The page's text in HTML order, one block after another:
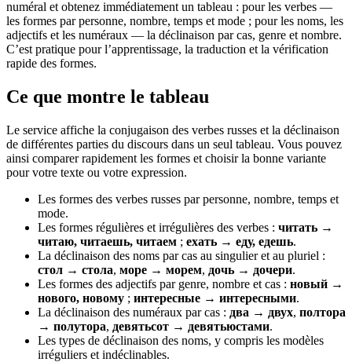
numéral et obtenez immédiatement un tableau : pour les verbes —
les formes par personne, nombre, temps et mode ; pour les noms, les
adjectifs et les numéraux — la déclinaison par cas, genre et nombre.
C’est pratique pour l’apprentissage, la traduction et la vérification
rapide des formes.
Ce que montre le tableau
Le service affiche la conjugaison des verbes russes et la déclinaison
de différentes parties du discours dans un seul tableau. Vous pouvez
ainsi comparer rapidement les formes et choisir la bonne variante
pour votre texte ou votre expression.
Les formes des verbes russes par personne, nombre, temps et
mode.
Les formes régulières et irrégulières des verbes : читать →
читаю, читаешь, читаем ; ехать → еду, едешь.
La déclinaison des noms par cas au singulier et au pluriel :
стол → стола, море → морем, дочь → дочери.
Les formes des adjectifs par genre, nombre et cas : новый →
нового, новому ; интересные → интересными.
La déclinaison des numéraux par cas : два → двух, полтора
→ полутора, девятьсот → девятьюстами.
Les types de déclinaison des noms, y compris les modèles
irréguliers et indéclinables.